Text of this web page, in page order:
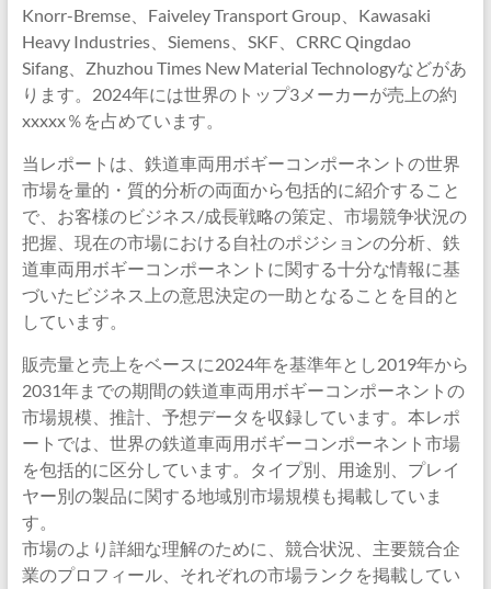
Knorr-Bremse、Faiveley Transport Group、Kawasaki
Heavy Industries、Siemens、SKF、CRRC Qingdao
Sifang、Zhuzhou Times New Material Technologyなどがあ
ります。2024年には世界のトップ3メーカーが売上の約
xxxxx％を占めています。
当レポートは、鉄道車両用ボギーコンポーネントの世界
市場を量的・質的分析の両面から包括的に紹介すること
で、お客様のビジネス/成長戦略の策定、市場競争状況の
把握、現在の市場における自社のポジションの分析、鉄
道車両用ボギーコンポーネントに関する十分な情報に基
づいたビジネス上の意思決定の一助となることを目的と
しています。
販売量と売上をベースに2024年を基準年とし2019年から
2031年までの期間の鉄道車両用ボギーコンポーネントの
市場規模、推計、予想データを収録しています。本レポ
ートでは、世界の鉄道車両用ボギーコンポーネント市場
を包括的に区分しています。タイプ別、用途別、プレイ
ヤー別の製品に関する地域別市場規模も掲載していま
す。
市場のより詳細な理解のために、競合状況、主要競合企
業のプロフィール、それぞれの市場ランクを掲載してい